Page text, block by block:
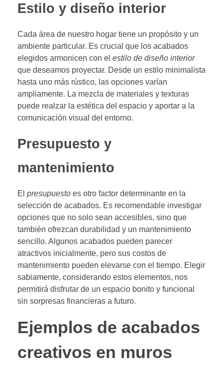
Estilo y diseño interior
Cada área de nuestro hogar tiene un propósito y un
ambiente particular. Es crucial que los acabados
elegidos armonicen con el estilo de diseño interior
que deseamos proyectar. Desde un estilo minimalista
hasta uno más rústico, las opciones varían
ampliamente. La mezcla de materiales y texturas
puede realzar la estética del espacio y aportar a la
comunicación visual del entorno.
Presupuesto y
mantenimiento
El presupuesto es otro factor determinante en la
selección de acabados. Es recomendable investigar
opciones que no solo sean accesibles, sino que
también ofrezcan durabilidad y un mantenimiento
sencillo. Algunos acabados pueden parecer
atractivos inicialmente, pero sus costos de
mantenimiento pueden elevarse con el tiempo. Elegir
sabiamente, considerando estos elementos, nos
permitirá disfrutar de un espacio bonito y funcional
sin sorpresas financieras a futuro.
Ejemplos de acabados
creativos en muros